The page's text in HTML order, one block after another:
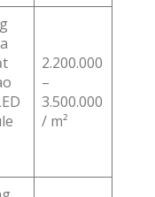
2.200.000
–
3.500.000
/ m²